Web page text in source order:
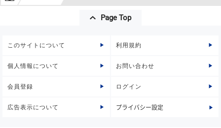
Page Top
このサイトについて 利用規約
個人情報について お問い合わせ
会員登録 ログイン
広告表示について プライバシー設定